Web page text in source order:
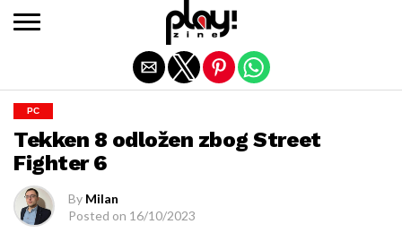
PC
Tekken 8 odložen zbog Street
Fighter 6
By Milan
Posted on 16/10/2023
Exit mobile version